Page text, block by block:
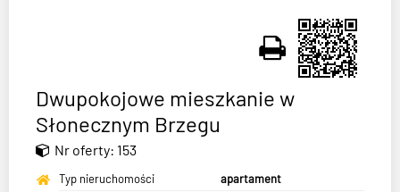
Dwupokojowe mieszkanie w
Słonecznym Brzegu
Nr oferty: 153
Typ nieruchomości
apartament